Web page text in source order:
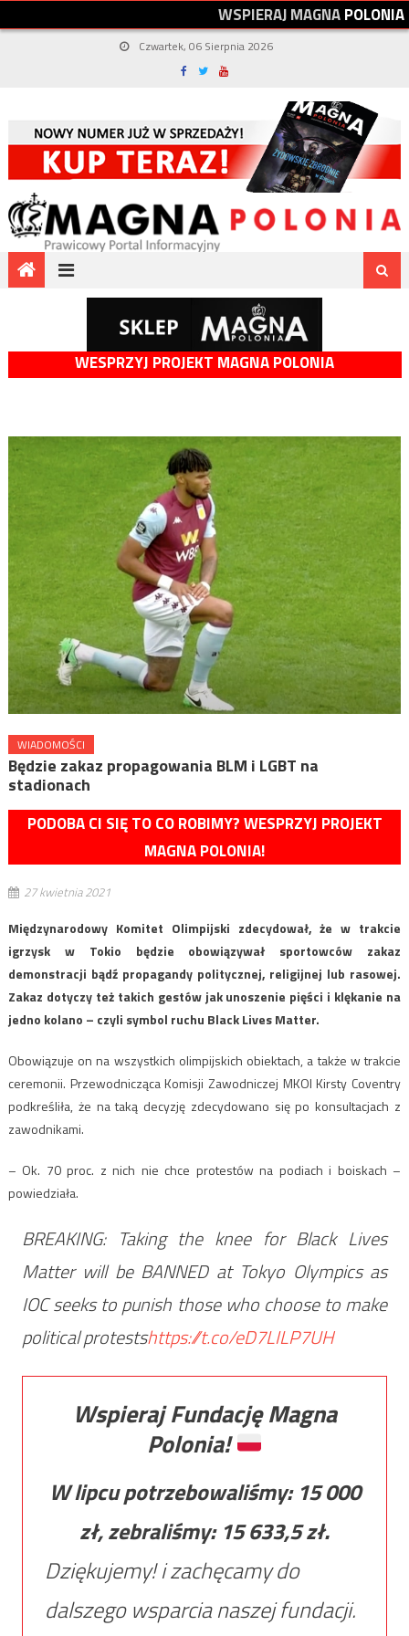
WSPIERAJMAGNAPOLONIA
Czwartek, 06 Sierpnia 2026
WESPRZYJ PROJEKT MAGNA POLONIA
WIADOMOŚCI
Będzie zakaz propagowania BLM i LGBT na
stadionach
PODOBA CI SIĘ TO CO ROBIMY? WESPRZYJ PROJEKT
MAGNA POLONIA!
27 kwietnia 2021
Międzynarodowy Komitet Olimpijski zdecydował, że w trakcie
igrzysk w Tokio będzie obowiązywał sportowców zakaz
demonstracji bądź propagandy politycznej, religijnej lub rasowej.
Zakaz dotyczy też takich gestów jak unoszenie pięści i klękanie na
jedno kolano – czyli symbol ruchu Black Lives Matter.
Obowiązuje on na wszystkich olimpijskich obiektach, a także w trakcie
ceremonii. Przewodnicząca Komisji Zawodniczej MKOl Kirsty Coventry
podkreśliła, że na taką decyzję zdecydowano się po konsultacjach z
zawodnikami.
– Ok. 70 proc. z nich nie chce protestów na podiach i boiskach –
powiedziała.
BREAKING: Taking the knee for Black Lives
Matter will be BANNED at Tokyo Olympics as
IOC seeks to punish those who choose to make
political protestshttps://t.co/eD7LILP7UH
Wspieraj Fundację Magna
Polonia!
W lipcu potrzebowaliśmy: 15 000
zł, zebraliśmy: 15 633,5zł.
Dziękujemy! i zachęcamy do
dalszego wsparcia naszej fundacji.